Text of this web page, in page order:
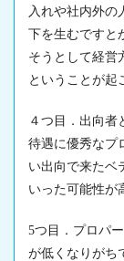
入れや社内外の
下を生むですと
そうとして経営
ということが起
４つ目．出向者
待遇に優秀なプ
い出向で来たベ
いった可能性が
5つ目．プロパ
が低くなりがち